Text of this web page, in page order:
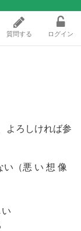
質問する ログイン
よろしければ参
い（悪 い 想 像